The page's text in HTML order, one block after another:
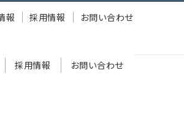
採用情報 お問い合わせ
報 採用情報 お問い合わせ